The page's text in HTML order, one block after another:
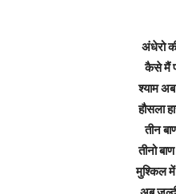
अंधेरो
कैसे मैं
श्याम
हौसला
तीन
तीनो
मुश्किल में